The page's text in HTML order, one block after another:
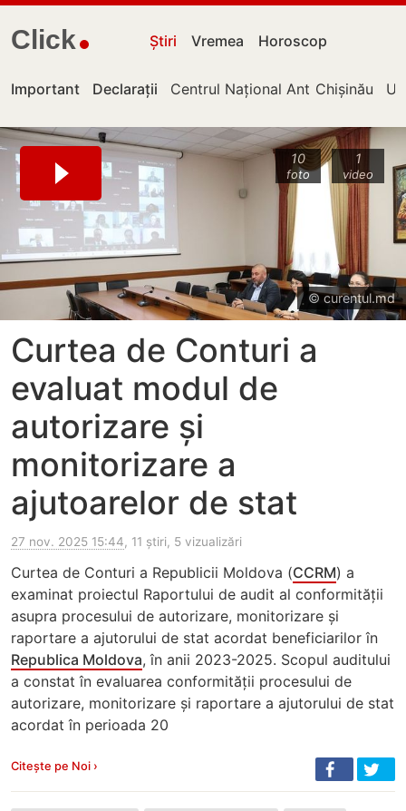
Click Știri Vremea Horoscop
Important Declarații Centrul Național Anticorupție
Chișinău
10
foto
1
video
© curentul.md
Curtea de Conturi a
evaluat modul de
autorizare și
monitorizare a
ajutoarelor de stat
27 nov. 2025 15:44, 11 știri, 5 vizualizări
Curtea de Conturi a Republicii Moldova (CCRM) a
examinat proiectul Raportului de audit al conformității
asupra procesului de autorizare, monitorizare și
raportare a ajutorului de stat acordat beneficiarilor în
Republica Moldova, în anii 2023-2025. Scopul auditului
a constat în evaluarea conformității procesului de
autorizare, monitorizare și raportare a ajutorului de stat
acordat în perioada 20
Citește pe Noi ›